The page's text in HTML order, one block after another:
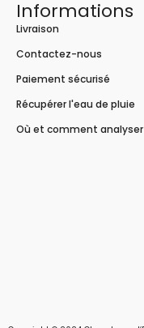
Informations
Livraison
Contactez-nous
Paiement sécurisé
Récupérer l'eau de pluie
Où et comment